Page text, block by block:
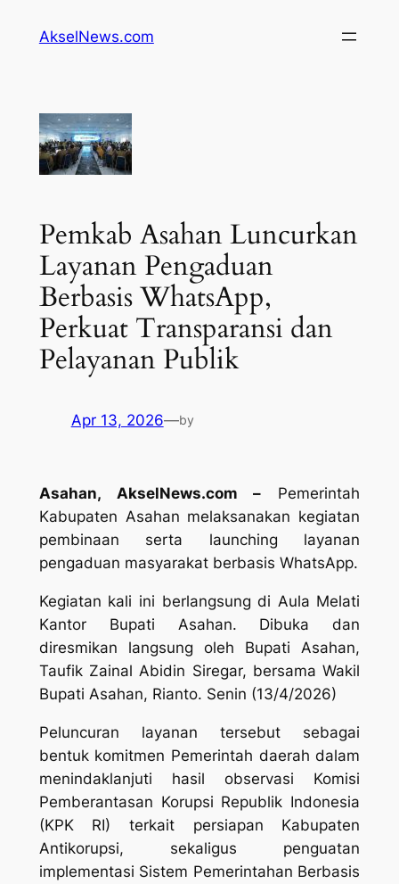
AkselNews.com
Pemkab Asahan Luncurkan
Layanan Pengaduan
Berbasis WhatsApp,
Perkuat Transparansi dan
Pelayanan Publik
Apr 13, 2026—by
Asahan, AkselNews.com – Pemerintah
Kabupaten Asahan melaksanakan kegiatan
pembinaan serta launching layanan
pengaduan masyarakat berbasis WhatsApp.
Kegiatan kali ini berlangsung di Aula Melati
Kantor Bupati Asahan. Dibuka dan
diresmikan langsung oleh Bupati Asahan,
Taufik Zainal Abidin Siregar, bersama Wakil
Bupati Asahan, Rianto. Senin (13/4/2026)
Peluncuran layanan tersebut sebagai
bentuk komitmen Pemerintah daerah dalam
menindaklanjuti hasil observasi Komisi
Pemberantasan Korupsi Republik Indonesia
(KPK RI) terkait persiapan Kabupaten
Antikorupsi, sekaligus penguatan
implementasi Sistem Pemerintahan Berbasis